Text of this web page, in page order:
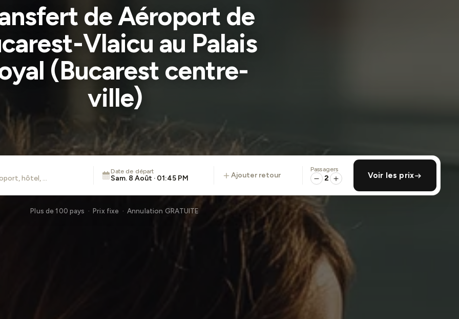
de Aéroport de
Vlaicu au Palais
(Bucarest centre-
ville)
Date de départ
Sam. 8 Août · 01:45 PM ajouter retour
Passagers
2 Voir les prix
Plus de 100 pays · Prix fixe · Annulation GRATUITE